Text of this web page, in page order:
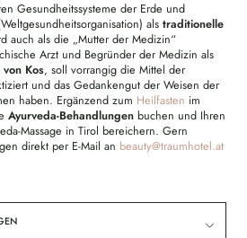
Gesundheitssysteme der Erde und
als traditionelle
auch als die „Mutter der Medizin“
Arzt und Begründer der Medizin als
Kos, soll vorrangig die Mittel der
und das Gedankengut der Weisen der
haben. Ergänzend zum Heilfasten im
Ayurveda-Behandlungenbuchen und Ihren
Massage in Tirol bereichern. Gern
direkt per E-Mail an beauty@traumhotel.at